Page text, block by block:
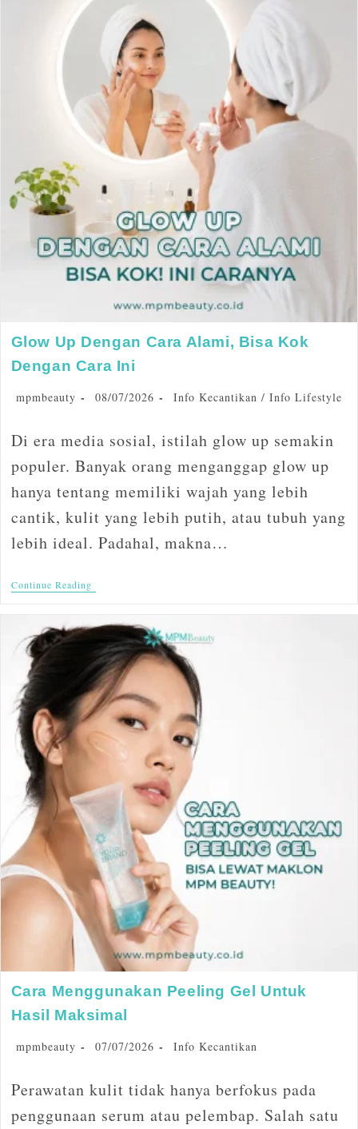
Glow Up Dengan Cara Alami, Bisa Kok
Dengan Cara Ini
mpmbeauty 08/07/2026 Info Kecantikan / Info Lifestyle
Di era media sosial, istilah glow up semakin
populer. Banyak orang menganggap glow up
hanya tentang memiliki wajah yang lebih
cantik, kulit yang lebih putih, atau tubuh yang
lebih ideal. Padahal, makna…
Continue Reading
Cara Menggunakan Peeling Gel Untuk
Hasil Maksimal
mpmbeauty 07/07/2026 Info Kecantikan
Perawatan kulit tidak hanya berfokus pada
penggunaan serum atau pelembap. Salah satu